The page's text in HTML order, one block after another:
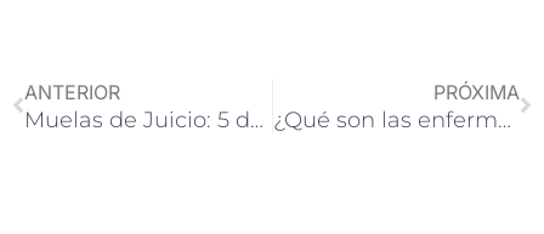
ANTERIOR
Muelas de Juicio: 5 datos que no conocías
PRÓXIMA
¿Qué son las enfermedades Silenciosas?